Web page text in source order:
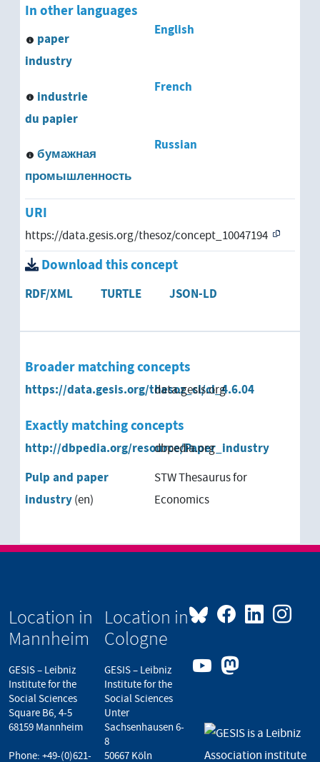
In other languages
English
paper
industry
French
industrie
du papier
Russian
бумажная
промышленность
URI
https://data.gesis.org/thesoz/concept_10047194
Download this concept
RDF/XML TURTLE JSON-LD
Broader matching concepts
https://data.gesis.org/thesoz_cl/cl_4.6.04
data.gesis.org
Exactly matching concepts
http://dbpedia.org/resource/Paper_industry
dbpedia.org
Pulp and paper
industry(en)
STW Thesaurus for
Economics
Location in
Mannheim
GESIS – Leibniz
Institute for the
Social Sciences
Square B6, 4-5
68159 Mannheim
Phone: +49-(0)621-
Location in
Cologne
GESIS – Leibniz
Institute for the
Social Sciences
Unter
Sachsenhausen 6-
8
50667 Köln